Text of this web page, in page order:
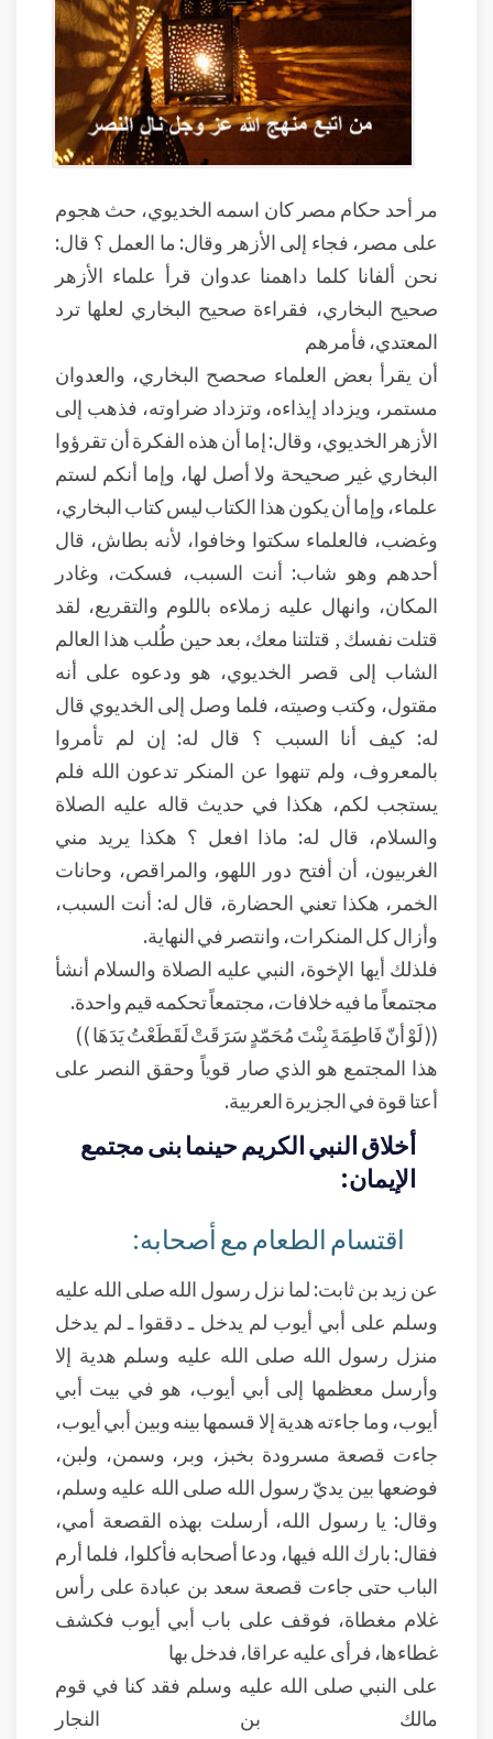
مر أحد حكام مصر كان اسمه الخديوي، حث هجوم
على مصر، فجاء إلى الأزهر وقال: ما العمل ؟ قال:
نحن ألفانا كلما داهمنا عدوان قرأ علماء الأزهر
صحيح البخاري، فقراءة صحيح البخاري لعلها ترد
المعتدي، فأمرهم
أن يقرأ بعض العلماء صحصح البخاري، والعدوان
مستمر، ويزداد إيذاءه، وتزداد ضراوته، فذهب إلى
الأزهر الخديوي، وقال: إما أن هذه الفكرة أن تقرؤوا
البخاري غير صحيحة ولا أصل لها، وإما أنكم لستم
علماء، وإما أن يكون هذا الكتاب ليس كتاب البخاري،
وغضب، فالعلماء سكتوا وخافوا، لأنه بطاش، قال
أحدهم وهو شاب: أنت السبب، فسكت، وغادر
المكان، وانهال عليه زملاءه باللوم والتقريع، لقد
قتلت نفسك , قتلتنا معك، بعد حين طُلب هذا العالم
الشاب إلى قصر الخديوي، هو ودعوه على أنه
مقتول، وكتب وصيته، فلما وصل إلى الخديوي قال
له: كيف أنا السبب ؟ قال له: إن لم تأمروا
بالمعروف، ولم تنهوا عن المنكر تدعون الله فلم
يستجب لكم، هكذا في حديث قاله عليه الصلاة
والسلام، قال له: ماذا افعل ؟ هكذا يريد مني
الغربيون، أن أفتح دور اللهو، والمراقص، وحانات
الخمر، هكذا تعني الحضارة، قال له: أنت السبب،
وأزال كل المنكرات، وانتصر في النهاية.
فلذلك أيها الإخوة، النبي عليه الصلاة والسلام أنشأ
مجتمعاً ما فيه خلافات، مجتمعاً تحكمه قيم واحدة.
(( لَوْ أنّ فَاطِمَةَ بِنْتَ مُحَمّدٍ سَرَقَتْ لَقَطَعْتُ يَدَهَا ))
هذا المجتمع هو الذي صار قوياً وحقق النصر على
أعتا قوة في الجزيرة العربية.
أخلاق النبي الكريم حينما بنى مجتمع
الإيمان:
اقتسام الطعام مع أصحابه:
عن زيد بن ثابت: لما نزل رسول الله صلى الله عليه
وسلم على أبي أيوب لم يدخل ـ دققوا ـ لم يدخل
منزل رسول الله صلى الله عليه وسلم هدية إلا
وأرسل معظمها إلى أبي أيوب، هو في بيت أبي
أيوب، وما جاءته هدية إلا قسمها بينه وبين أبي أيوب،
جاءت قصعة مسرودة بخبز، وبر، وسمن، ولبن،
فوضعها بين يديّ رسول الله صلى الله عليه وسلم،
وقال: يا رسول الله، أرسلت بهذه القصعة أمي،
فقال: بارك الله فيها، ودعا أصحابه فأكلوا، فلما أرم
الباب حتى جاءت قصعة سعد بن عبادة على رأس
غلام مغطاة، فوقف على باب أبي أيوب فكشف
غطاءها، فرأى عليه عراقا، فدخل بها
على النبي صلى الله عليه وسلم فقد كنا في قوم
مالك بن النجار